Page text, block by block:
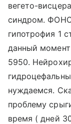
вегето-
синдром.
гипотрофия 1
данный
5950.
нуждаемся.
проблему
время ( дней